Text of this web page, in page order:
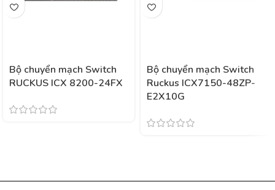
Bộ chuyển mạch Switch
RUCKUS ICX 8200-24FX
Bộ chuyển mạch Switch
Ruckus ICX7150-48ZP-
E2X10G